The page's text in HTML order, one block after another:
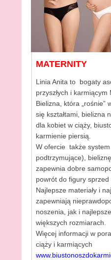
MATERNITY
Linia Anita to bogaty
przyszłych i karmiącym
Bielizna, która „rośnie”
się kształtami, bielizna
dla kobiet w ciąży,
karmienie piersią.
W ofercie także
podtrzymujące),
zapewnia dobre
powrót do figury sprzed
Najlepsze materiały i
zapewniają
noszenia, jak i
większych rozmiarach.
Więcej informacji w
ciąży i karmiących